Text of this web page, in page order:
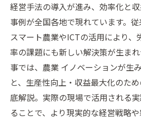
経営手法の導入が進み、効率化と
事例が全国各地で現れています。従
スマート農業やICTの活用により、
率の課題にも新しい解決策が生ま
事では、農業 イノベーションが生
と、生産性向上・収益最大化のた
底解説。実際の現場で活用される
ることで、より現実的な経営戦略